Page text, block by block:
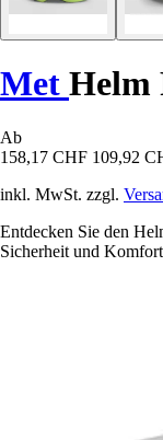
Met Helm
Ab
158,17 CHF 109,92
inkl. MwSt. zzgl.
Entdecken Sie den
Sicherheit und